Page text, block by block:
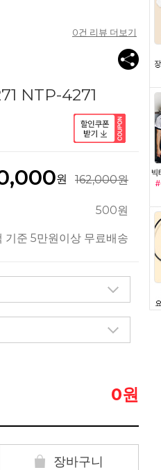
0건 리뷰 더보기
NTP-4271
원 162,000원
500원
기준 5만원이상 무료배송
0원
장바구니